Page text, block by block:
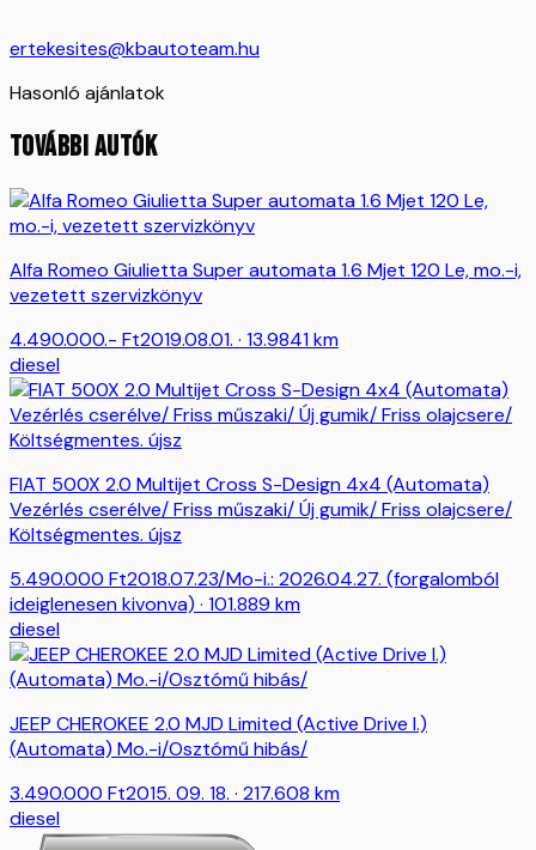
ertekesites@kbautoteam.hu
Hasonló ajánlatok
TOVÁBBI AUTÓK
Alfa Romeo Giulietta Super automata 1.6 Mjet 120 Le, mo.-i,
vezetett szervizkönyv
4.490.000.- Ft2019.08.01. · 13.9841 km
diesel
FIAT 500X 2.0 Multijet Cross S-Design 4x4 (Automata)
Vezérlés cserélve/ Friss műszaki/ Új gumik/ Friss olajcsere/
Költségmentes. újsz
5.490.000 Ft2018.07.23/Mo-i.: 2026.04.27. (forgalomból
ideiglenesen kivonva) · 101.889 km
diesel
JEEP CHEROKEE 2.0 MJD Limited (Active Drive I.)
(Automata) Mo.-i/Osztómű hibás/
3.490.000 Ft2015. 09. 18. · 217.608 km
diesel